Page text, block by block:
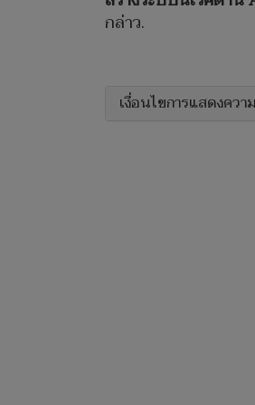
กล่าว.
เงื่อนไขการแสดงคว